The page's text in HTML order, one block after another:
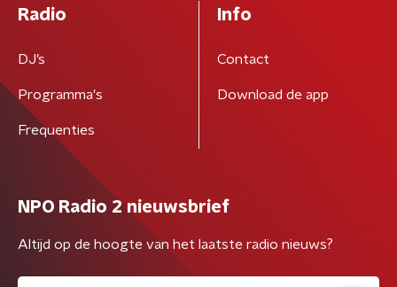
Radio
DJ’s
Programma's
Frequenties
Info
Contact
Download de app
NPO Radio 2 nieuwsbrief
Altijd op de hoogte van het laatste radio nieuws?